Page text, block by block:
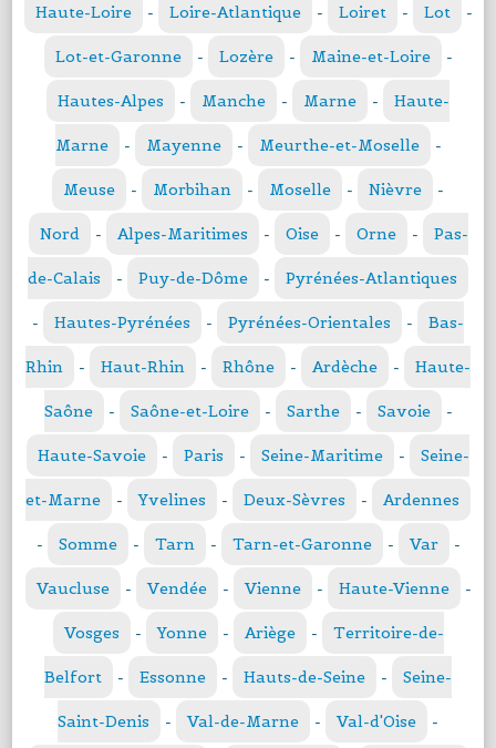
Haute-Loire - Loire-Atlantique - Loiret - Lot -
Lot-et-Garonne - Lozère - Maine-et-Loire -
Hautes-Alpes - Manche - Marne - Haute-
Marne - Mayenne - Meurthe-et-Moselle -
Meuse - Morbihan - Moselle - Nièvre -
Nord - Alpes-Maritimes - Oise - Orne - Pas-
de-Calais - Puy-de-Dôme - Pyrénées-Atlantiques
- Hautes-Pyrénées - Pyrénées-Orientales - Bas-
Rhin - Haut-Rhin - Rhône - Ardèche - Haute-
Saône - Saône-et-Loire - Sarthe - Savoie -
Haute-Savoie - Paris - Seine-Maritime - Seine-
et-Marne - Yvelines - Deux-Sèvres - Ardennes
- Somme - Tarn - Tarn-et-Garonne - Var -
Vaucluse - Vendée - Vienne - Haute-Vienne -
Vosges - Yonne - Ariège - Territoire-de-
Belfort - Essonne - Hauts-de-Seine - Seine-
Saint-Denis - Val-de-Marne - Val-d'Oise -